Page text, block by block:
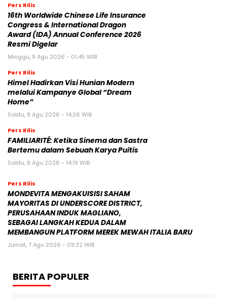
Pers Rilis
16th Worldwide Chinese Life Insurance
Congress & International Dragon
Award (IDA) Annual Conference 2026
Resmi Digelar
Minggu, 9 Agu 2026 - 01:45 WIB
Pers Rilis
Himel Hadirkan Visi Hunian Modern
melalui Kampanye Global “Dream
Home”
Sabtu, 8 Agu 2026 - 14:26 WIB
Pers Rilis
FAMILIARITÉ: Ketika Sinema dan Sastra
Bertemu dalam Sebuah Karya Puitis
Sabtu, 8 Agu 2026 - 14:19 WIB
Pers Rilis
MONDEVITA MENGAKUISISI SAHAM
MAYORITAS DI UNDERSCORE DISTRICT,
PERUSAHAAN INDUK MAGLIANO,
SEBAGAI LANGKAH KEDUA DALAM
MEMBANGUN PLATFORM MEREK MEWAH ITALIA BARU
Jumat, 7 Agu 2026 - 09:32 WIB
BERITA POPULER